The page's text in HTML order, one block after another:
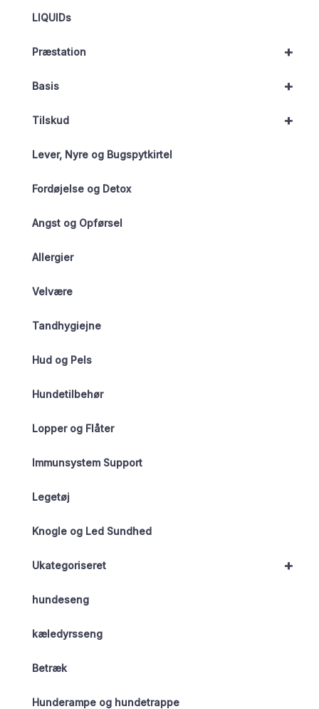
LIQUIDs
+
Præstation
+
Basis
+
Tilskud
Lever, Nyre og Bugspytkirtel
Fordøjelse og Detox
Angst og Opførsel
Allergier
Velvære
Tandhygiejne
Hud og Pels
Hundetilbehør
Lopper og Flåter
Immunsystem Support
Legetøj
Knogle og Led Sundhed
+
Ukategoriseret
hundeseng
kæledyrsseng
Betræk
Hunderampe og hundetrappe